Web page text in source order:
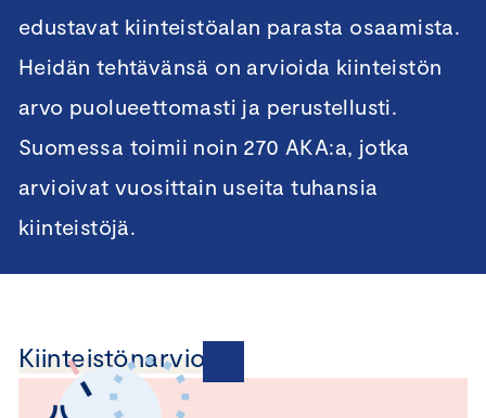
edustavat kiinteistöalan parasta osaamista.
Heidän tehtävänsä on arvioida kiinteistön
arvo puolueettomasti ja perustellusti.
Suomessa toimii noin 270 AKA:a, jotka
arvioivat vuosittain useita tuhansia
kiinteistöjä.
Kiinteistönarviointi